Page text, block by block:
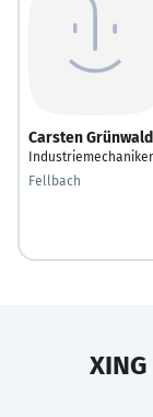
Carsten Grünwald
Industriemechaniker
Fellbach